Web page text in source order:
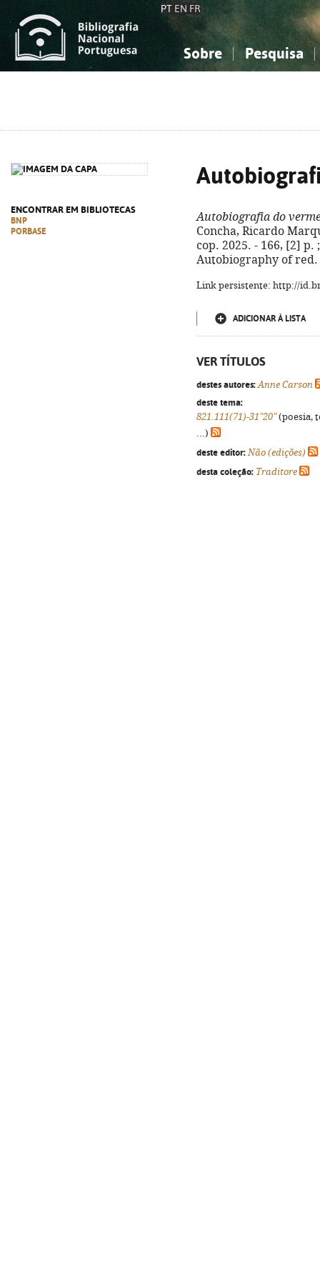
PT EN FR
Sobre Pesquisa
ENCONTRAR EM BIBLIOTECAS
BNP
PORBASE
Autobiografia do
Concha, Ricardo
cop. 2025. - 166, [2]
Autobiography of red.
Link persistente: http://
ADICIONAR À LISTA
VER TÍTULOS
destes autores: Anne Carson
deste tema:
821.111(71)-31"20"(poesia,
...)
deste editor: Não (edições)
desta coleção: Traditore